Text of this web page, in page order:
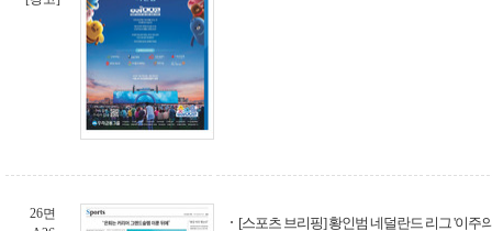
26면
[스포츠 브리핑] 황인범 네덜란드 리그 '이주